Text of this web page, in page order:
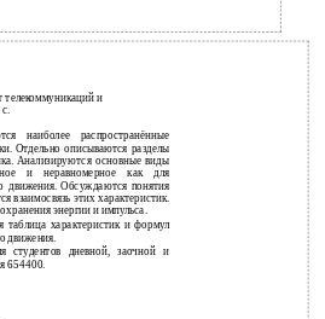
и
наиболее распространённые
Отдельно описываются разделы
Анализируются основные виды
и неравномерное как для
движения. Обсуждаются понятия
взаимосвязь этих характеристик.
энергии и импульса.
таблица характеристик и формул
движения.
студентов дневной, заочной и
654400.